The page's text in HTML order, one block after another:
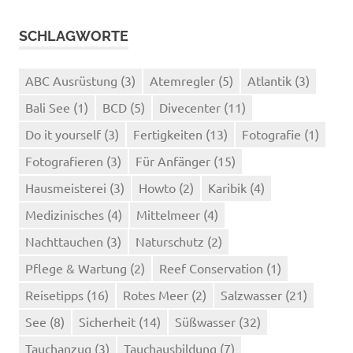
SCHLAGWORTE
ABC Ausrüstung (3) Atemregler (5) Atlantik (3)
Bali See (1) BCD (5) Divecenter (11)
Do it yourself (3) Fertigkeiten (13) Fotografie (1)
Fotografieren (3) Für Anfänger (15)
Hausmeisterei (3) Howto (2) Karibik (4)
Medizinisches (4) Mittelmeer (4)
Nachttauchen (3) Naturschutz (2)
Pflege & Wartung (2) Reef Conservation (1)
Reisetipps (16) Rotes Meer (2) Salzwasser (21)
See (8) Sicherheit (14) Süßwasser (32)
Tauchanzug (3) Tauchausbildung (7)